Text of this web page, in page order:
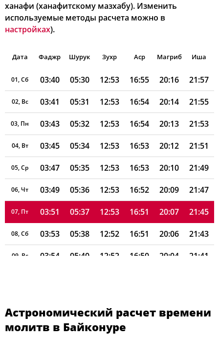
ханафи (ханафитскому мазхабу). Изменить
используемые методы расчета можно в
настройках).
Дата Фаджр Шурук Зухр Аср Магриб Иша
01, Сб 03:40 05:30 12:53 16:55 20:16 21:57
02, Вс 03:41 05:31 12:53 16:54 20:14 21:55
03, Пн 03:43 05:32 12:53 16:54 20:13 21:53
04, Вт 03:45 05:34 12:53 16:53 20:12 21:51
05, Ср 03:47 05:35 12:53 16:53 20:10 21:49
06, Чт 03:49 05:36 12:53 16:52 20:09 21:47
07, Пт 03:51 05:37 12:53 16:51 20:07 21:45
08, Сб 03:53 05:38 12:52 16:51 20:06 21:43
09, Вс 03:54 05:40 12:52 16:50 20:04 21:41
12, Ср 05:43 12:52 20:00
Астрономический расчет времени
молитв в Байконуре